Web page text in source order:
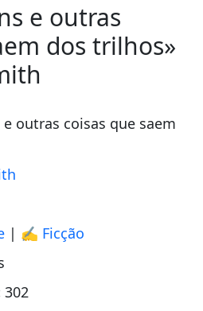
e outras
dos trilhos»
outras coisas que saem
| ✍️ Ficção
302